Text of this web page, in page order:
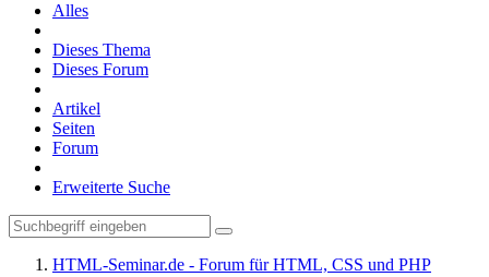
Alles
Dieses Thema
Dieses Forum
Artikel
Seiten
Forum
Erweiterte Suche
HTML-Seminar.de - Forum für HTML, CSS und PHP